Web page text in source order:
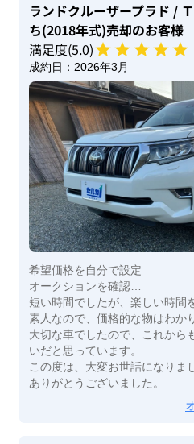
ランドクルーザープラド /
ち(2018年式)売却のお客様
満足度(5.0)
成約日： 2026年3月
希望価格を自分で設定
オークションを確認…
短い時間でしたが、楽しい時間
素人なので、価格的な物はわか
大切な車でしたので、これか
いだと思っています。
この度は、大変お世話になりま
ありがとうございました。